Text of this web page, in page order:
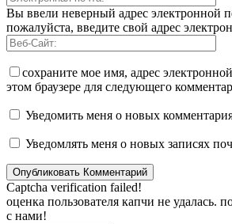
Вы ввели неверный адрес электронной
пожалуйста, введите свой адрес
сохраните мое имя, адрес
этом браузере для следующего
Уведомить меня о новых
Уведомлять меня о новых записях
Captcha verification failed!
оценка пользователя капчи не удалась.
с нами!